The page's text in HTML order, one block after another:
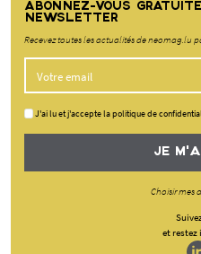
ABONNEZ-VOUS
NEWSLETTER
Recevez toutes les actualités de neomag.lu
J'ai lu et j'accepte la politique de
JE
Choisir mes
et restez